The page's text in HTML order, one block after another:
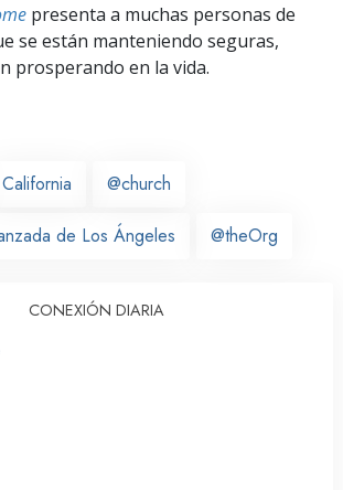
presenta a muchas personas de
se están manteniendo seguras,
prosperando en la vida.
California @church
de Los Ángeles @theOrg
CONEXIÓN DIARIA